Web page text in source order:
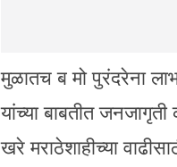
मुळातच ब मो पुरंदरेना
यांच्या बाबतीत
खरे मराठेशाहीच्या